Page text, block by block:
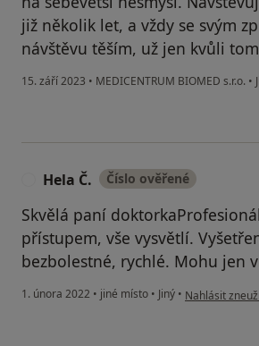
již několik let, a vždy se svým
návštěvu těším, už jen kvůli
15. září 2023 • MEDICENTRUM BIOMED s.r.o. •
Hela Č. Číslo ověřené
Skvělá paní
přístupem, vše vysvětlí.
bezbolestné, rychlé. Mohu jen
1. února 2022 • jiné místo • Jiný • podle názoru
Nahlásit